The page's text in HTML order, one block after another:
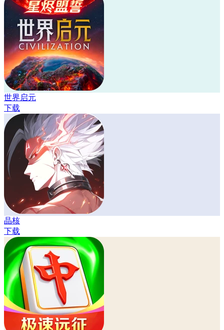
世界启元
下载
晶核
下载